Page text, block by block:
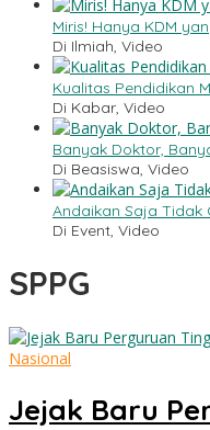
Miris! Hanya KDM
Di Ilmiah, Video
Kualitas Pendidikan
Di Kabar, Video
Banyak Doktor,
Di Beasiswa, Video
Andaikan Saja Tidak
Di Event, Video
SPPG
Nasional
Jejak Baru